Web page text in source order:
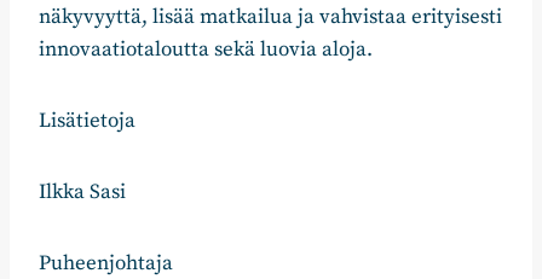
näkyvyyttä, lisää matkailua ja vahvistaa erityisesti
innovaatiotaloutta sekä luovia aloja.
Lisätietoja
Ilkka Sasi
Puheenjohtaja